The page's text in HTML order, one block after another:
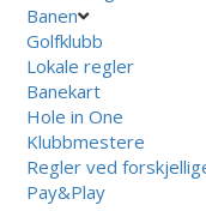
Banen
Golfklubb
Lokale regler
Banekart
Hole in One
Klubbmestere
Regler ved
Pay&Play